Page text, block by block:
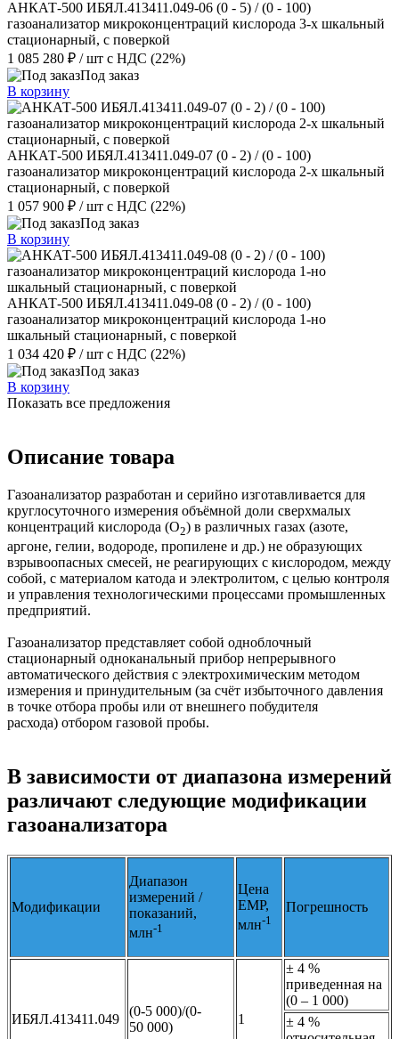
АНКАТ-500 ИБЯЛ.413411.049-06 (0 - 5) / (0 - 100)
газоанализатор микроконцентраций кислорода 3-х шкальный
стационарный, с поверкой
1 085 280 ₽ / шт с НДС (22%)
Под заказ
В корзину
АНКАТ-500 ИБЯЛ.413411.049-07 (0 - 2) / (0 - 100)
газоанализатор микроконцентраций кислорода 2-х шкальный
стационарный, с поверкой
1 057 900 ₽ / шт с НДС (22%)
Под заказ
В корзину
АНКАТ-500 ИБЯЛ.413411.049-08 (0 - 2) / (0 - 100)
газоанализатор микроконцентраций кислорода 1-но
шкальный стационарный, с поверкой
1 034 420 ₽ / шт с НДС (22%)
Под заказ
В корзину
Показать все предложения
Описание товара
Газоанализатор разработан и серийно изготавливается для
круглосуточного измерения объёмной доли сверхмалых
концентраций кислорода (О2) в различных газах (азоте,
аргоне, гелии, водороде, пропилене и др.) не образующих
взрывоопасных смесей, не реагирующих с кислородом, между
собой, с материалом катода и электролитом, с целью контроля
и управления технологическими процессами промышленных
предприятий.
Газоанализатор представляет собой одноблочный
стационарный одноканальный прибор непрерывного
автоматического действия с электрохимическим методом
измерения и принудительным (за счёт избыточного давления
в точке отбора пробы или от внешнего побудителя
расхода) отбором газовой пробы.
В зависимости от диапазона измерений
различают следующие модификации
газоанализатора
Модификации
Диапазон
измерений /
показаний,
млн-1
Цена
ЕМР,
млн-1
Погрешность
ИБЯЛ.413411.049
(0-5 000)/(0-
50 000)
1
± 4 %
приведенная на
(0 – 1 000)
± 4 %